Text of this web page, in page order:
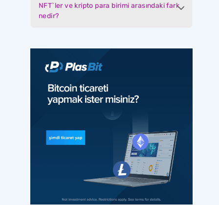
NFT`ler ve kripto para birimi arasındaki fark
nedir?